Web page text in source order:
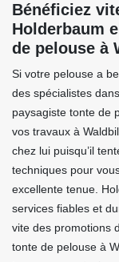
Bénéficiez
Holderbaum
de pelouse à
Si votre pelouse a
des spécialistes
paysagiste tonte de
vos travaux à
chez lui puisqu’il
techniques pour
excellente tenue.
services fiables et
vite des promotions
tonte de pelouse à